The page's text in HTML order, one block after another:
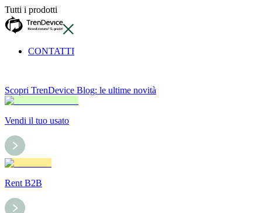
Tutti i prodotti
CONTATTI
Scopri TrenDevice Blog: le ultime novità
Vendi il tuo usato
Rent B2B